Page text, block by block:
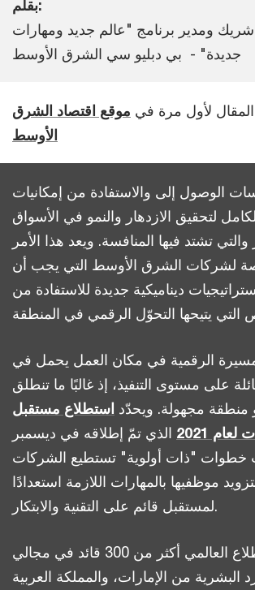
بقلم:
ومدير برنامج "عالم جديد ومهارات
جديدة" - بي دبليو سي الشرق الأوسط
لأول مرة في موقع اقتصاد الشرق
الأوسط
الوصول إلى والاستفادة من إمكانيات
لتحقيق الازدهار والنمو في الأسواق
تشتد فيها المنافسة. ويعد هذا الأمر
لشركات الشرق الأوسط التي يجب أن
ديناميكية جديدة للاستفادة من
الرقمية في مكان العمل يحمل في
على مستوى التنفيذ، إذ غالبًا ما تنطلق
مجهولة. ويحدّد استطلاع مستقبل
2021
الذي تمّ إطلاقه في ديسمبر
ست خطوات "ذات أولوية" تستطيع الشركات
موظفيها بالمهارات اللازمة استعدادًا
لمستقبل قائم على التقنية والابتكار.
شمل الاستطلاع العالمي أكثر من 300 قائد في مجالي
البشرية من الإمارات، والمملكة العربية